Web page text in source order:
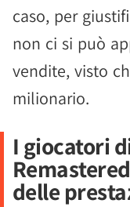
caso, per
non ci si può
vendite, visto
milionario.
I giocatori
delle